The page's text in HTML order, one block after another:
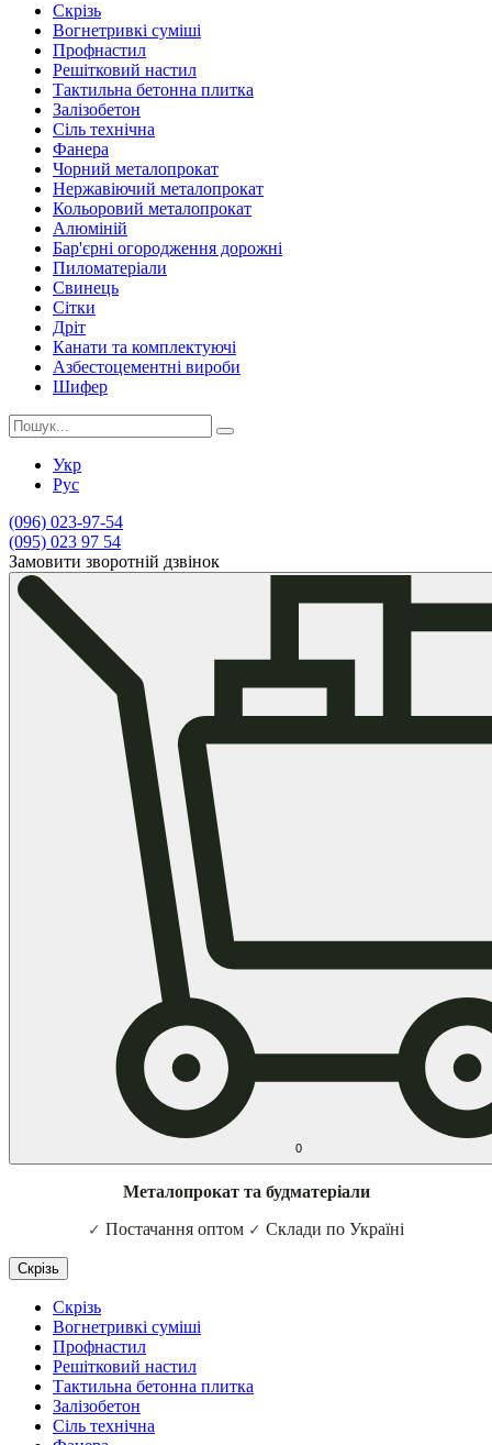
Скрізь
Вогнетривкі суміші
Профнастил
Решітковий настил
Тактильна бетонна плитка
Залізобетон
Сіль технічна
Фанера
Чорний металопрокат
Нержавіючий металопрокат
Кольоровий металопрокат
Алюміній
Бар'єрні огородження дорожні
Пиломатеріали
Cвинець
Сітки
Дріт
Канати та комплектуючі
Азбестоцементні вироби
Шифер
Укр
Рус
(096) 023-97-54
(095) 023 97 54
Замовити зворотній дзвінок
0
Металопрокат та будматеріали
✓ Постачання оптом ✓ Склади по Україні
Скрізь
Скрізь
Вогнетривкі суміші
Профнастил
Решітковий настил
Тактильна бетонна плитка
Залізобетон
Сіль технічна